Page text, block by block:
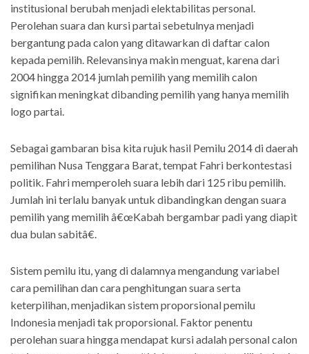
institusional berubah menjadi elektabilitas personal.
Perolehan suara dan kursi partai sebetulnya menjadi
bergantung pada calon yang ditawarkan di daftar calon
kepada pemilih. Relevansinya makin menguat, karena dari
2004 hingga 2014 jumlah pemilih yang memilih calon
signifikan meningkat dibanding pemilih yang hanya memilih
logo partai.
Sebagai gambaran bisa kita rujuk hasil Pemilu 2014 di daerah
pemilihan Nusa Tenggara Barat, tempat Fahri berkontestasi
politik. Fahri memperoleh suara lebih dari 125 ribu pemilih.
Jumlah ini terlalu banyak untuk dibandingkan dengan suara
pemilih yang memilih â€œKabah bergambar padi yang diapit
dua bulan sabitâ€.
Sistem pemilu itu, yang di dalamnya mengandung variabel
cara pemilihan dan cara penghitungan suara serta
keterpilihan, menjadikan sistem proporsional pemilu
Indonesia menjadi tak proporsional. Faktor penentu
perolehan suara hingga mendapat kursi adalah personal calon